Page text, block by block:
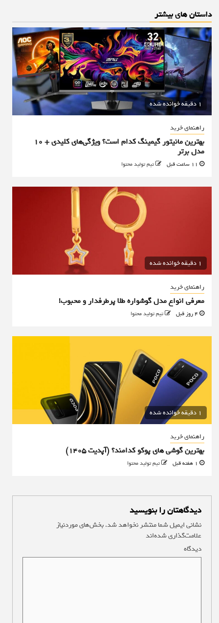
داستان های بیشتر
1 دقیقه خوانده شده
راهنمای خرید
بهترین مانیتور گیمینگ کدام است؟ ویژگی‌های کلیدی + 10
مدل برتر
تیم تولید محتوا
1 دقیقه خوانده شده
راهنمای خرید
معرفی انواع مدل گوشواره طلا پرطرفدار و محبوب!
تیم تولید محتوا
1 دقیقه خوانده شده
راهنمای خرید
بهترین گوشی های پوکو کدامند؟ (آپدیت ۱۴۰۵)
تیم تولید محتوا
دیدگاهتان را بنویسید
نشانی ایمیل شما منتشر نخواهد شد.بخش‌های موردنیاز
علامت‌گذاری شده‌اند
دیدگاه